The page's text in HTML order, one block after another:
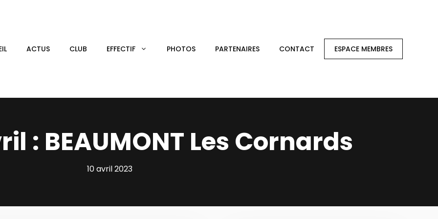
ACTUS CLUB EFFECTIF PHOTOS PARTENAIRES CONTACT ESPACE MEMBRES
: BEAUMONT Les Cornards
10 avril 2023